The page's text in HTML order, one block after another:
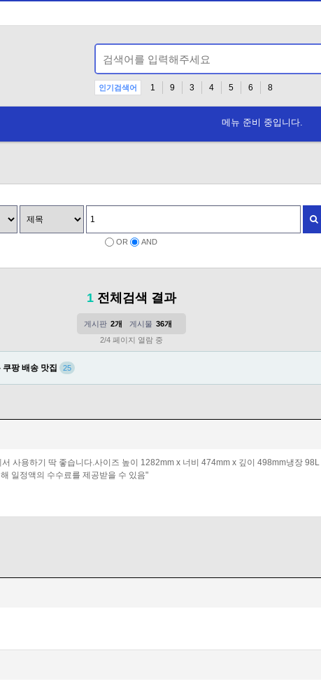
인기검색어 1 9 3 4 5 6 8
메뉴 준비 중입니다.
OR AND
1전체검색 결과
게시판 2개 게시물 36개
2/4 페이지 열람 중
쿠팡 배송 맛집 25
사용하기 딱 좋습니다.사이즈 높이 1282mm x 너비 474mm x 깊이 498mm냉장
일정액의 수수료를 제공받을 수 있음"